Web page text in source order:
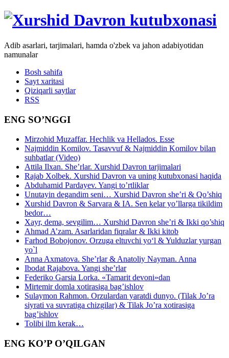
Adib asarlari, tarjimalari, hamda o'zbek va jahon adabiyotidan
namunalar
Bosh sahifa
Sayt xaritasi
Qiziqarli saytlar
RSS
ENG SO’NGGI
Mirzohid Muzaffar. Hechlik va Hellados. Esse
Najmiddin Komilov. Tasavvuf & Najmiddin Komilov bilan
suhbatlar (Video)
Attila Ilxan. She’rlar. Xurshid Davron tarjimalari
Rajab Xolbek. Xurshid Davron va uning kutubxonasi haqida
Abduhamid Pardayev. Yangi to’rtliklar
Unutayin degandim seni… Xurshid Davron she’ri & Qo’shiq
Xurshid Davron & Sarvara & IA. Sen kelar yo’llarga tikildim
bedor…
Xayr, dema, sevgilim… Xurshid Davron she’ri & Ikki qo’shiq
Ahmad A’zam. Asarlaridan fiqralar & Ikki kitob
Farhod Bobojonov. Orzuga eltuvchi yo‘l & Yulduzlar yurgan
yo`l
Anna Axmatova. She’rlar & Anatoliy Nayman. Anna
Ibodat Rajabova. Yangi she’rlar
Federiko Garsia Lorka. «Tamarit devoni»dan
Mirtemir domla xotirasiga bag’ishlov
Sulaymon Rahmon. Orzulardan yaratdi dunyo. (Tilak Jo’ra
siyrati va suvratiga chizgilar) & Tilak Jo’ra xotirasiga
bag’ishlov
Tolibi ilm kerak…
ENG KO’P O’QILGAN